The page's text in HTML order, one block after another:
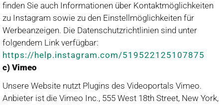
finden Sie auch Informationen über Kontaktmöglichkeiten
zu Instagram sowie zu den Einstellmöglichkeiten für
Werbeanzeigen. Die Datenschutzrichtlinien sind unter
folgendem Link verfügbar:
https://help.instagram.com/519522125107875
c) Vimeo
Unsere Website nutzt Plugins des Videoportals Vimeo.
Anbieter ist die Vimeo Inc., 555 West 18th Street, New York,